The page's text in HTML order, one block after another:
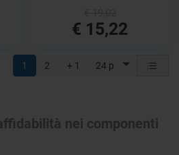
€ 15,22
24 p
1 2 + 1
nei componenti